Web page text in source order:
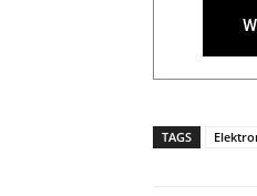
TAGS